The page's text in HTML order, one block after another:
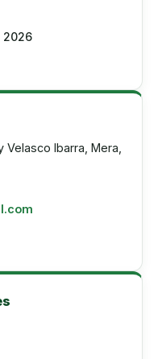
2026
Velasco Ibarra, Mera,